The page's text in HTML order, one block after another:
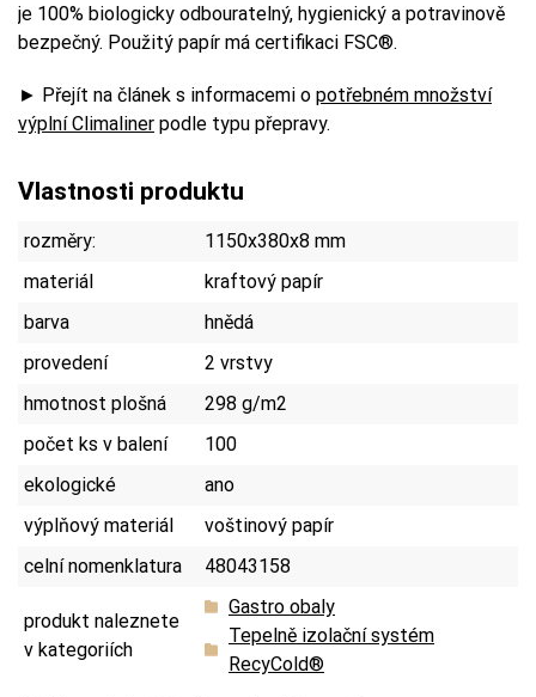
je 100% biologicky odbouratelný, hygienický a potravinově
bezpečný. Použitý papír má certifikaci FSC®.
► Přejít na článek s informacemi o potřebném množství
výplní Climaliner podle typu přepravy.
Vlastnosti produktu
rozměry:
1150x380x8 mm
materiál
kraftový papír
barva
hnědá
provedení
2 vrstvy
hmotnost plošná
298 g/m2
počet ks v balení
100
ekologické
ano
výplňový materiál
voštinový papír
celní nomenklatura
48043158
produkt naleznete
v kategoriích
Gastro obaly
Tepelně izolační systém
RecyCold®